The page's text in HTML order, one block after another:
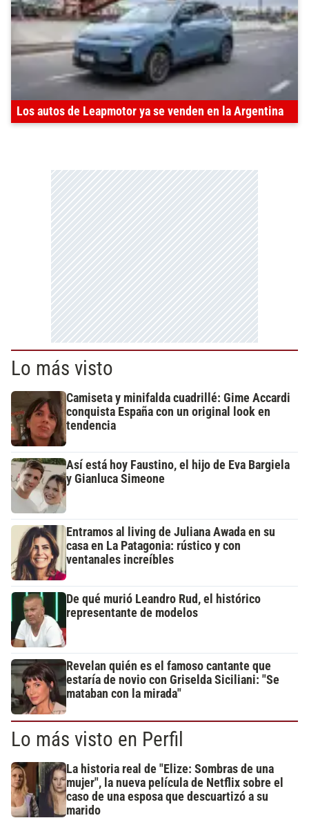
Los autos de Leapmotor ya se venden en la Argentina
Lo más visto
Camiseta y minifalda cuadrillé: Gime Accardi
conquista España con un original look en
tendencia
Así está hoy Faustino, el hijo de Eva Bargiela
y Gianluca Simeone
Entramos al living de Juliana Awada en su
casa en La Patagonia: rústico y con
ventanales increíbles
De qué murió Leandro Rud, el histórico
representante de modelos
Revelan quién es el famoso cantante que
estaría de novio con Griselda Siciliani: "Se
mataban con la mirada"
Lo más visto en Perfil
La historia real de "Elize: Sombras de una
mujer", la nueva película de Netflix sobre el
caso de una esposa que descuartizó a su
marido